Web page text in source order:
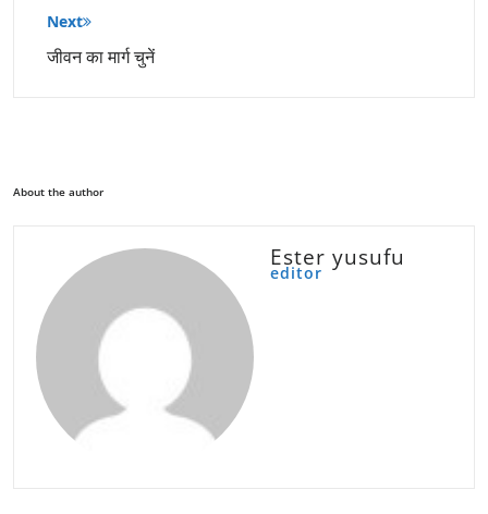
Next
जीवन का मार्ग चुनें
About the author
Ester yusufu
editor